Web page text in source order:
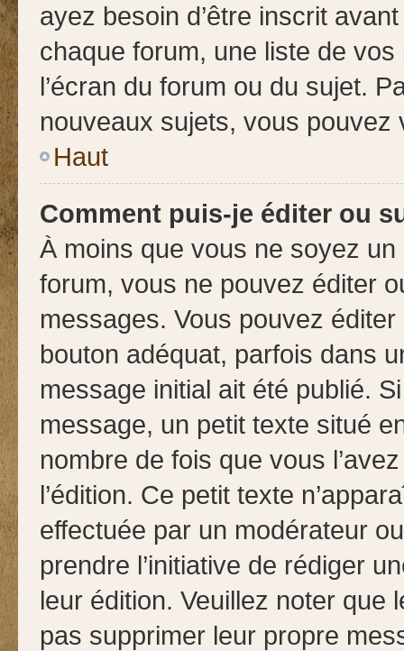
ayez besoin d’être inscrit
chaque forum, une liste de
l’écran du forum ou du sujet.
nouveaux sujets, vous
Haut
Comment puis-je éditer ou
À moins que vous ne soyez
forum, vous ne pouvez éditer
messages. Vous pouvez
bouton adéquat, parfois dans
message initial ait été publié.
message, un petit texte situé
nombre de fois que vous
l’édition. Ce petit texte
effectuée par un modérateur
prendre l’initiative de rédiger
leur édition. Veuillez noter que
pas supprimer leur propre